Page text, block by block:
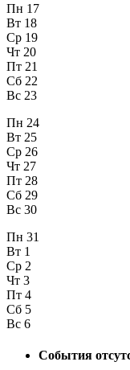
Пн 17
Вт 18
Ср 19
Чт 20
Пт 21
Сб 22
Вс 23
Пн 24
Вт 25
Ср 26
Чт 27
Пт 28
Сб 29
Вс 30
Пн 31
Вт 1
Ср 2
Чт 3
Пт 4
Сб 5
Вс 6
События